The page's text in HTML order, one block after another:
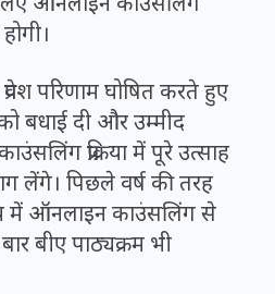
परिणाम घोषित करते हुए
बधाई दी और उम्मीद
प्रक्रिया में पूरे उत्साह
लेंगे। पिछले वर्ष की तरह
में ऑनलाइन काउंसलिंग से
बीए पाठ्यक्रम भी